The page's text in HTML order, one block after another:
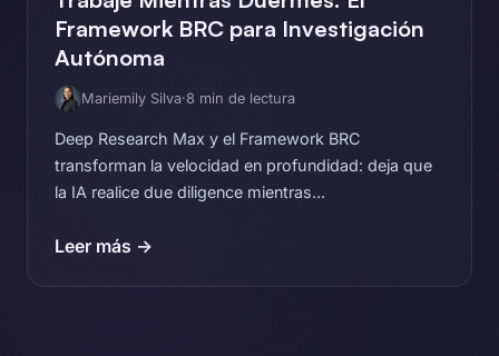
Framework BRC para Investigación
Autónoma
Mariemily Silva·8 min de lectura
Deep Research Max y el Framework BRC
transforman la velocidad en profundidad: deja que
la IA realice due diligence mientras...
Leer más →